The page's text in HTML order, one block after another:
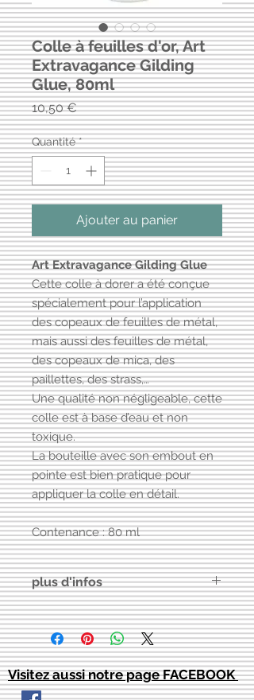
Colle à feuilles d'or, Art
Extravagance Gilding
Glue, 80ml
10,50 €Prix
Quantité *
Ajouter au panier
Art Extravagance Gilding Glue
Cette colle à dorer a été conçue
spécialement pour l’application
des copeaux de feuilles de métal,
mais aussi des feuilles de métal,
des copeaux de mica, des
paillettes, des strass,…
Une qualité non négligeable, cette
colle est à base d’eau et non
toxique.
La bouteille avec son embout en
pointe est bien pratique pour
appliquer la colle en détail.
Contenance : 80 ml
plus d'infos
Comment utiliser la colle Art
Extravagance Gilding Glue ?
– A l’aide d’un pinceau ou de
l'embout de la bouteille
directement, appliquez de manière
uniforme une fine couche de colle à
Visitez aussi notre page FACEBOOK